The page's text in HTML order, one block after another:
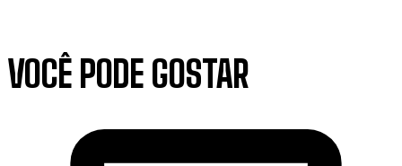
VOCÊ PODE GOSTAR